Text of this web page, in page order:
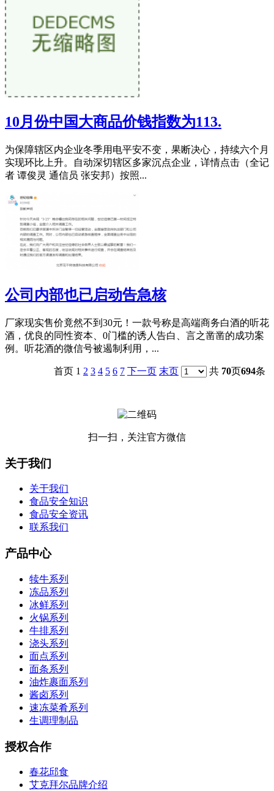
10月份中国大商品价钱指数为113.
为保障辖区内企业冬季用电平安不变，果断决心，持续六个月
实现环比上升。自动深切辖区多家沉点企业，详情点击（全记
者 谭俊灵 通信员 张安邦）按照...
公司内部也已启动告急核
厂家现实售价竟然不到30元！一款号称是高端商务白酒的听花
酒，优良的同性资本、0门槛的诱人告白、言之凿凿的成功案
例。听花酒的微信号被遏制利用，...
首页 1 2 3 4 5 6 7 下一页 末页 共 70页694条
扫一扫，关注官方微信
关于我们
关于我们
食品安全知识
食品安全资讯
联系我们
产品中心
犊牛系列
冻品系列
冰鲜系列
火锅系列
牛排系列
浇头系列
面点系列
面条系列
油炸裹面系列
酱卤系列
速冻菜肴系列
生调理制品
授权合作
春花邱食
艾克拜尔品牌介绍